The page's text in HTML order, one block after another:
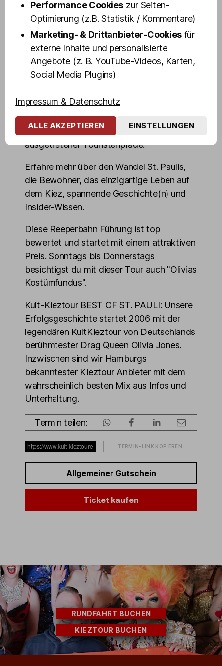
St. Pauli" - Altes und Neues, Geheimtipps
und Dinge, die du über den weltbekanntem
Stadtteil wissen musst.
Blicke hinter die Kulissen von Hamburgs
"sündigster Meile" und erlebe die
ungeschminkt. Entdecke die dunkelsten
Ecken, mörderischsten Kneipen,
denkwürdigsten Orte, auch abseits
ausgetretener Touristenpfade.
Erfahre mehr über den Wandel St. Paulis,
die Bewohner, das einzigartige Leben auf
dem Kiez, spannende Geschichte(n) und
Insider-Wissen.
Diese Reeperbahn Führung ist top
bewertet und startet mit einem attraktiven
Preis. Sonntags bis Donnerstags
besichtigst du mit dieser Tour auch "Olivias
Kostümfundus".
Kult-Kieztour BEST OF ST. PAULI: Unsere
Erfolgsgeschichte startet 2006 mit der
legendären KultKieztour von Deutschlands
berühmtester Drag Queen Olivia Jones.
Inzwischen sind wir Hamburgs
bekanntester Kieztour Anbieter mit dem
wahrscheinlich besten Mix aus Infos und
Unterhaltung.
Termin teilen:
TERMIN-LINK KOPIEREN
Allgemeiner Gutschein
Ticket kaufen
RUNDFAHRT BUCHEN
KIEZTOUR BUCHEN
Performance Cookies zur Seiten-
Optimierung (z.B. Statistik / Kommentare)
Marketing- & Drittanbieter-Cookies für
externe Inhalte und personalisierte
Angebote (z. B. YouTube-Videos, Karten,
Social Media Plugins)
Impressum & Datenschutz
ALLE AKZEPTIEREN EINSTELLUNGEN